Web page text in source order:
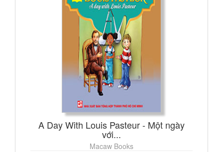
A Day With Louis Pasteur - Một ngày
với...
Macaw Books